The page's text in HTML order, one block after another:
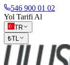
546 900 01 02
Yol Tarifi Al
TR
₺TL